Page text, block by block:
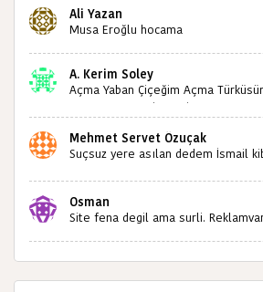
sizlerin sayesinde türkülerimiz
teşekkürler saygılarımla
Ali Yazan
Musa Eroğlu hocama
A. Kerim Soley
Açma Yaban Çiçeğim Açma
Bulabilir miyiz ?İlginiz İçin Şimdiden
Mehmet Servet Özuçak
Suçsuz yere asılan dedem İsmail
Osman
Site fena degil ama surli.